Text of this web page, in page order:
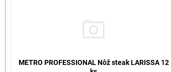
METRO PROFESSIONAL Nôž steak LARISSA 12